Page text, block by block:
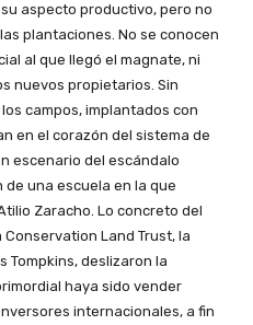
aspecto productivo, pero no
plantaciones. No se conocen
al que llegó el magnate, ni
nuevos propietarios. Sin
campos, implantados con
en el corazón del sistema de
escenario del escándalo
una escuela en la que
Zaracho. Lo concreto del
Land Trust, la
Tompkins, deslizaron la
haya sido vender
internacionales, a fin